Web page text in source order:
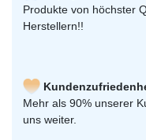
Produkte von höchster
Herstellern!!
Mehr als 90% unserer
uns weiter.